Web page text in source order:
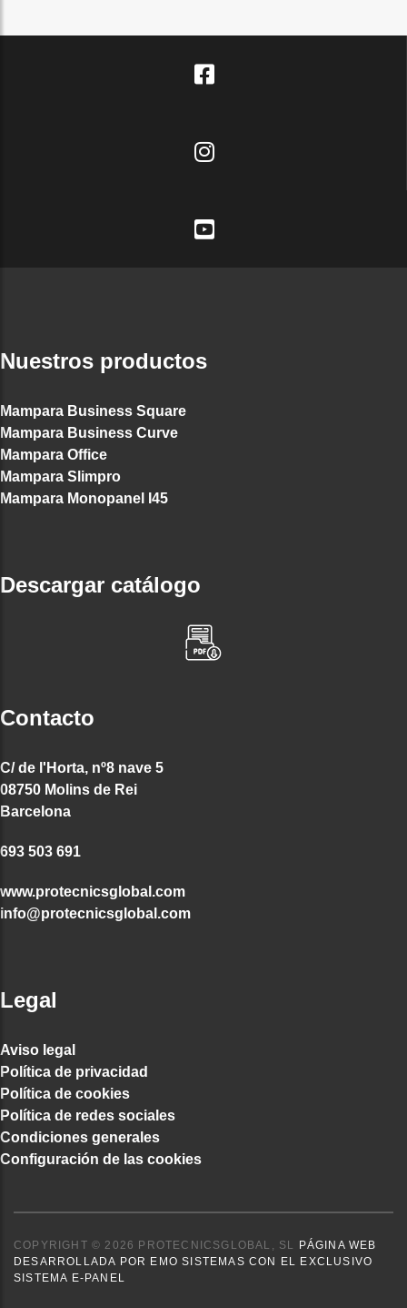
Nuestros productos
Mampara Business Square
Mampara Business Curve
Mampara Office
Mampara Slimpro
Mampara Monopanel I45
Descargar catálogo
Contacto
C/ de l'Horta, nº8 nave 5
08750 Molins de Rei
Barcelona
693 503 691
www.protecnicsglobal.com
info@protecnicsglobal.com
Legal
Aviso legal
Política de privacidad
Política de cookies
Política de redes sociales
Condiciones generales
Configuración de las cookies
COPYRIGHT © 2026 PROTECNICSGLOBAL, SL
PÁGINA WEB
DESARROLLADA POR EMO SISTEMAS CON EL EXCLUSIVO
SISTEMA E-PANEL